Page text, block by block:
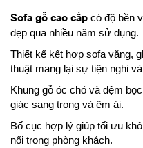
Sofa gỗ cao cấp có độ bền
đẹp qua nhiều năm sử dụng.
Thiết kế kết hợp sofa văng,
thuật mang lại sự tiện nghi
Khung gỗ óc chó và đệm
giác sang trọng và êm ái.
Bố cục hợp lý giúp tối ưu
nối trong phòng khách.